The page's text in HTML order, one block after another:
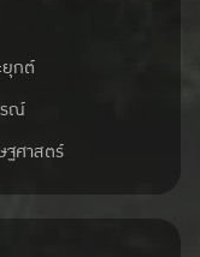
ยุกต์
ณ์
ฐศาสตร์